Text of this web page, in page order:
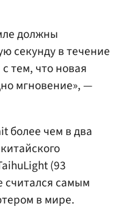
должны
секунду в течение
тем, что новая
мгновение», —
более чем в два
(93
считался самым
в мире.